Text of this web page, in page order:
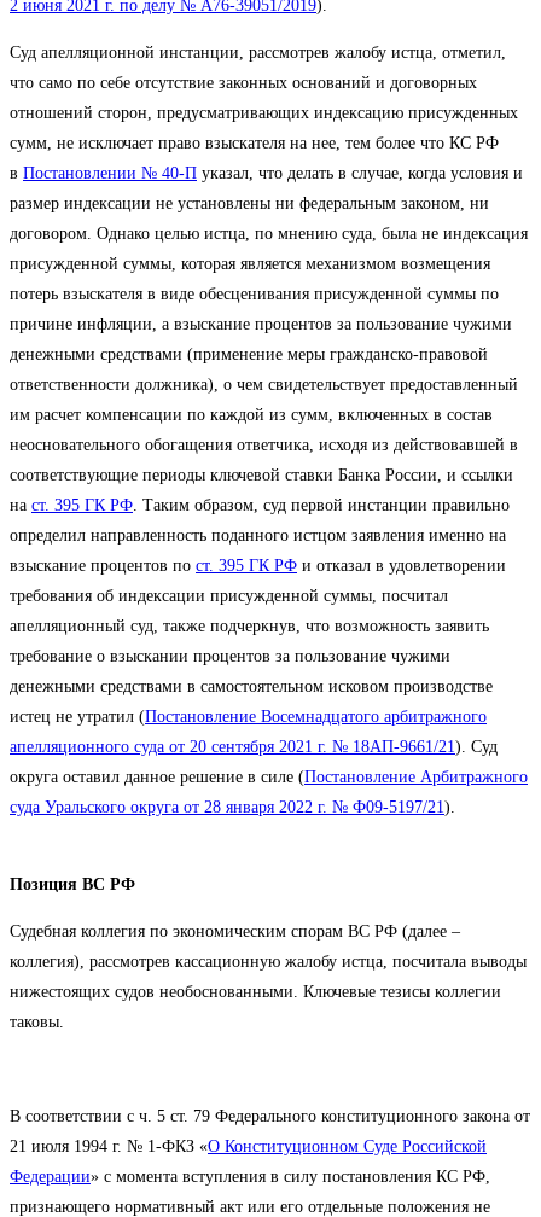
2 июня 2021 г. по делу № А76-39051/2019).
Суд апелляционной инстанции, рассмотрев жалобу истца, отметил,
что само по себе отсутствие законных оснований и договорных
отношений сторон, предусматривающих индексацию присужденных
сумм, не исключает право взыскателя на нее, тем более что КС РФ
в Постановлении № 40-П указал, что делать в случае, когда условия и
размер индексации не установлены ни федеральным законом, ни
договором. Однако целью истца, по мнению суда, была не индексация
присужденной суммы, которая является механизмом возмещения
потерь взыскателя в виде обесценивания присужденной суммы по
причине инфляции, а взыскание процентов за пользование чужими
денежными средствами (применение меры гражданско-правовой
ответственности должника), о чем свидетельствует предоставленный
им расчет компенсации по каждой из сумм, включенных в состав
неосновательного обогащения ответчика, исходя из действовавшей в
соответствующие периоды ключевой ставки Банка России, и ссылки
на ст. 395 ГК РФ . Таким образом, суд первой инстанции правильно
определил направленность поданного истцом заявления именно на
взыскание процентов по ст. 395 ГК РФ и отказал в удовлетворении
требования об индексации присужденной суммы, посчитал
апелляционный суд, также подчеркнув, что возможность заявить
требование о взыскании процентов за пользование чужими
денежными средствами в самостоятельном исковом производстве
истец не утратил (Постановление Восемнадцатого арбитражного
апелляционного суда от 20 сентября 2021 г. № 18АП-9661/21). Суд
округа оставил данное решение в силе (Постановление Арбитражного
суда Уральского округа от 28 января 2022 г. № Ф09-5197/21).
Позиция ВС РФ
Судебная коллегия по экономическим спорам ВС РФ (далее –
коллегия), рассмотрев кассационную жалобу истца, посчитала выводы
нижестоящих судов необоснованными. Ключевые тезисы коллегии
таковы.
В соответствии с ч. 5 ст. 79 Федерального конституционного закона от
21 июля 1994 г. № 1-ФКЗ «О Конституционном Суде Российской
Федерации» с момента вступления в силу постановления КС РФ,
признающего нормативный акт или его отдельные положения не